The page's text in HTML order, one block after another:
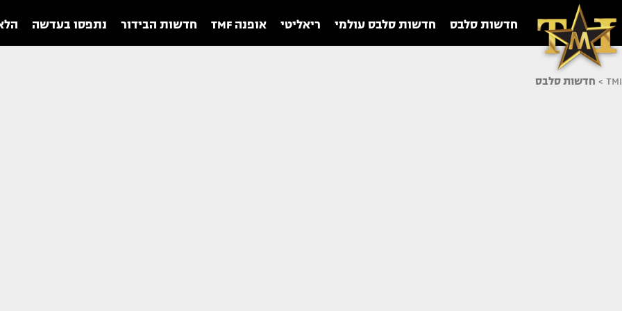
חדשות סלבס חדשות סלבס עולמי ריאליטי אופנה TMF חדשות הבידור נתפסו בעדשה
TMI
> חדשות סלבס